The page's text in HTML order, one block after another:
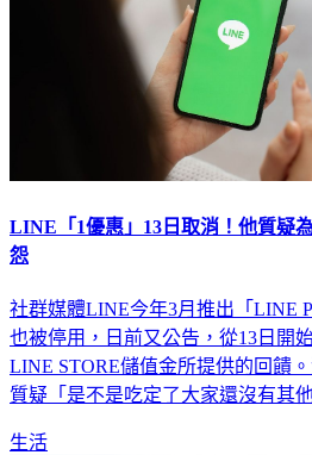
LINE「1優惠」13日取消！他質疑
怨
社群媒體LINE今年3月推出「LINE
也被停用，日前又公告，從13日開
LINE STORE儲值金所提供的回饋
質疑「是不是吃定了大家還沒有其
生活